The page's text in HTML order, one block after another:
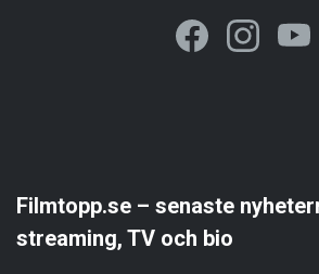
Filmtopp.se – senaste
streaming, TV och bio